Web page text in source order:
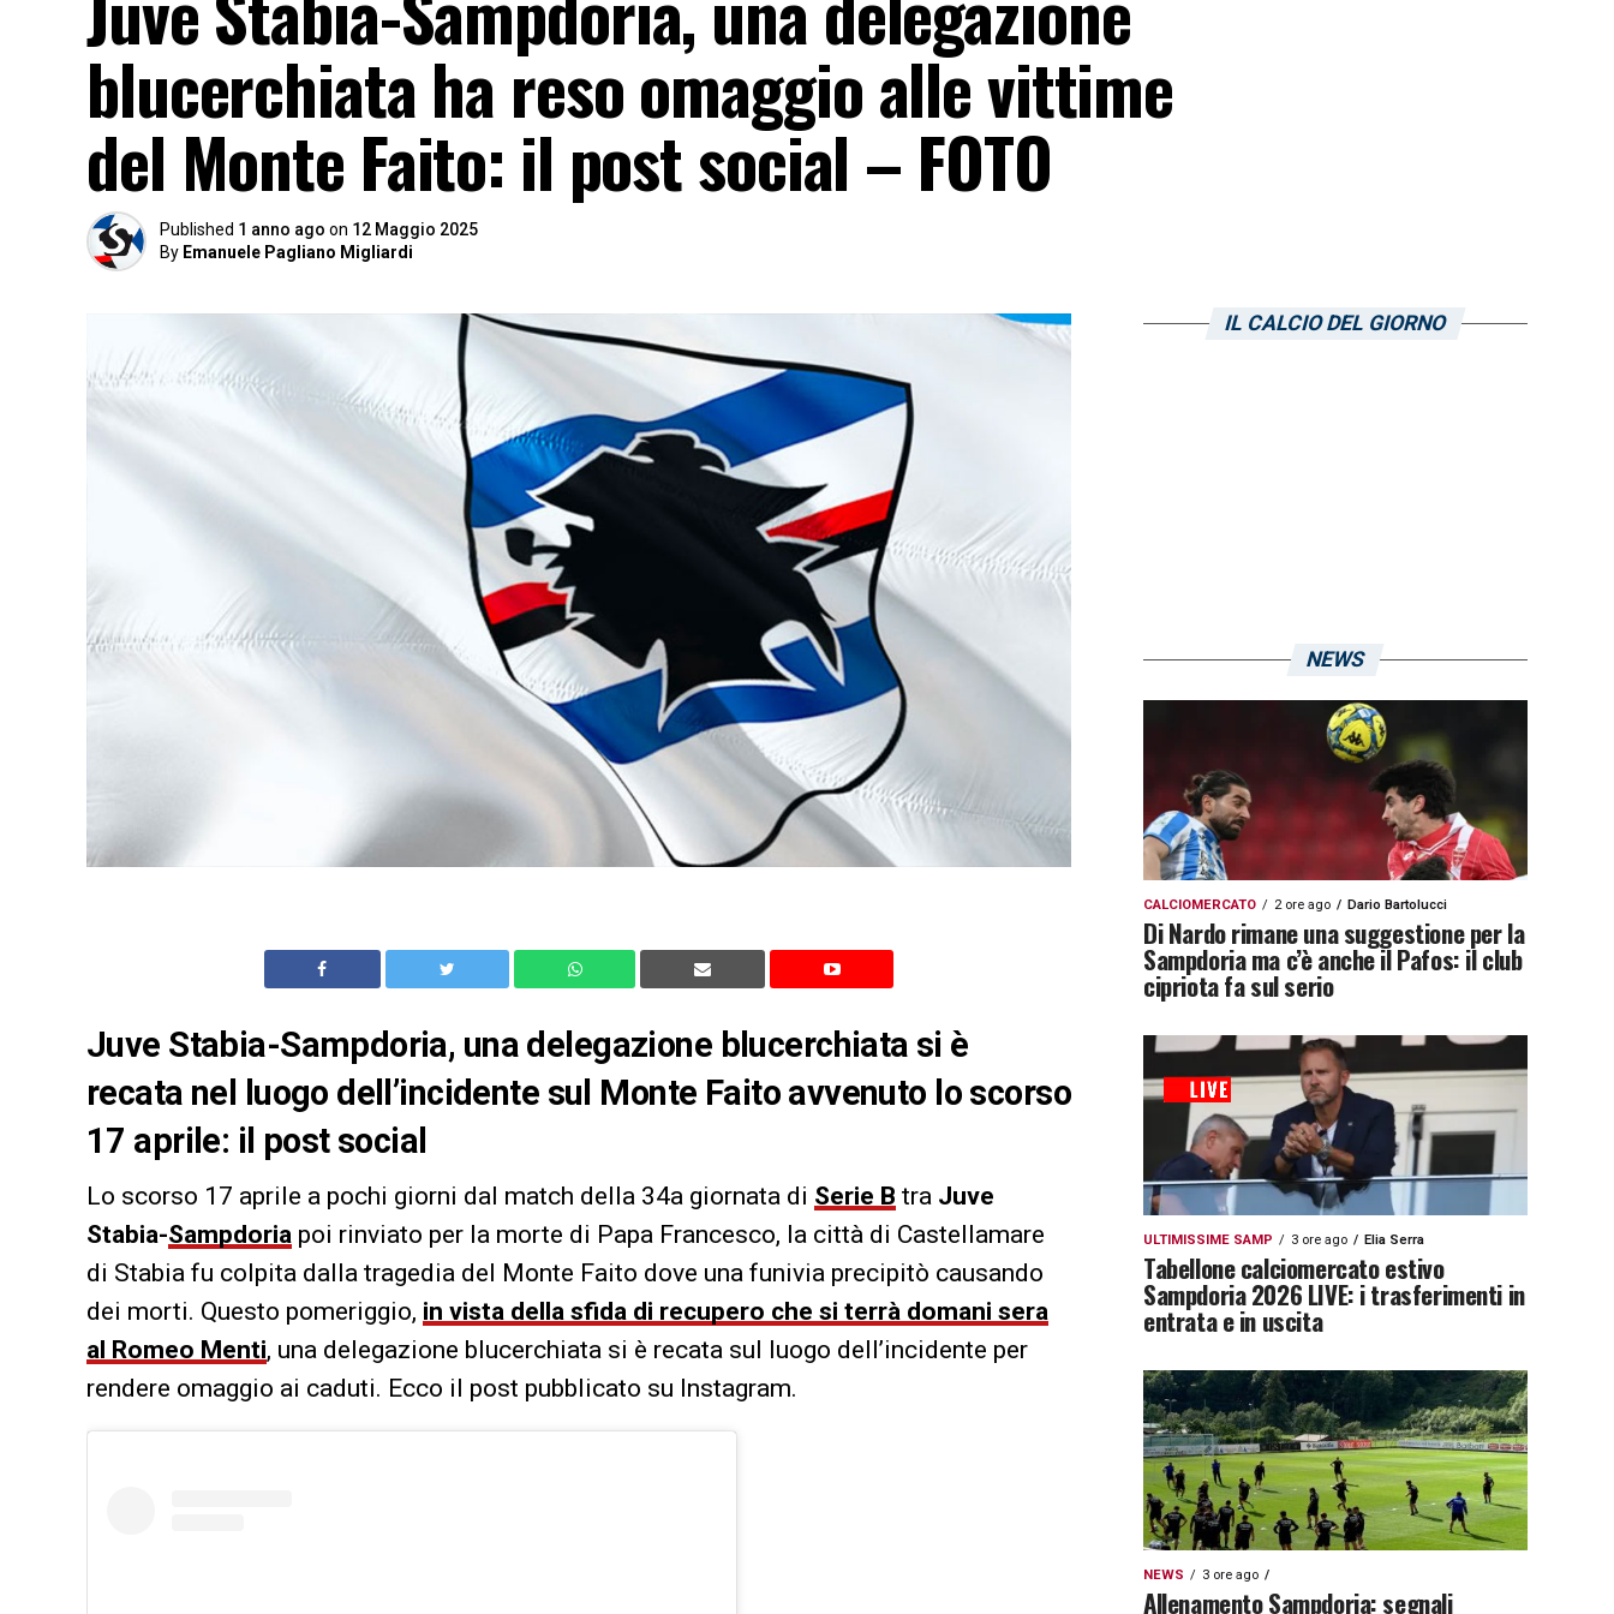
blucerchiata ha reso omaggio alle vittime
del Monte Faito: il post social – FOTO
Published 1 anno ago on 12 Maggio 2025
By Emanuele Pagliano Migliardi
Juve Stabia-Sampdoria, una delegazione blucerchiata si è
recata nel luogo dell’incidente sul Monte Faito avvenuto lo scorso
17 aprile: il post social
Lo scorso 17 aprile a pochi giorni dal match della 34a giornata di Serie B tra Juve
Stabia-Sampdoria poi rinviato per la morte di Papa Francesco, la città di Castellamare
di Stabia fu colpita dalla tragedia del Monte Faito dove una funivia precipitò causando
dei morti. Questo pomeriggio, in vista della sfida di recupero che si terrà domani sera
al Romeo Menti, una delegazione blucerchiata si è recata sul luogo dell’incidente per
rendere omaggio ai caduti. Ecco il post pubblicato su Instagram.
IL CALCIO DEL GIORNO
NEWS
CALCIOMERCATO 2 ore ago Dario Bartolucci
Di Nardo rimane una suggestione per la
Sampdoria ma c’è anche il Pafos: il club
cipriota fa sul serio
ULTIMISSIME SAMP 3 ore ago Elia Serra
Tabellone calciomercato estivo
Sampdoria 2026 LIVE: i trasferimenti in
entrata e in uscita
NEWS 3 ore ago
Allenamento Sampdoria: segnali